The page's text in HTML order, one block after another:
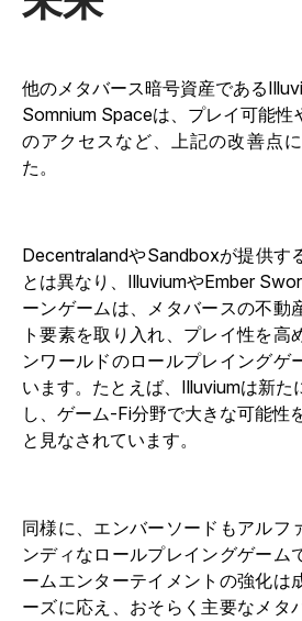
他のメタバース暗号資産である
Somnium Spaceは、プレイ可能性
のアクセスなど、上記の改善点
た。
DecentralandやSandboxが提供す
とは異なり、IlluviumやEmber
ーンゲームは、メタバースの不動
ト要素を取り入れ、プレイ性を高
ンワールドのロールプレイングゲ
います。たとえば、Illuviumは新た
し、ゲーム-Fi分野で大きな可能性
と見なされています。
同様に、エンバーソードもアルフ
ンディなロールプレイングゲーム
ームエンターテイメントの強化は
ーズに応え、おそらく主要なメタ